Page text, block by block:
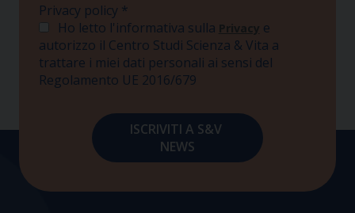
Privacy policy *
Ho letto l'informativa sulla Privacy e
autorizzo il Centro Studi Scienza & Vita a
trattare i miei dati personali ai sensi del
Regolamento UE 2016/679